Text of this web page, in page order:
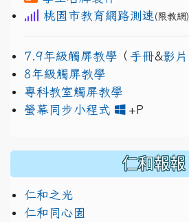
桃園市教育網路測速 (限教網)
7.9年級觸屏教學 （ 手冊&影片
8年級觸屏教學
專科教室觸屏教學
螢幕同步小程式
+P
仁和報報
仁和之光
仁和同心園